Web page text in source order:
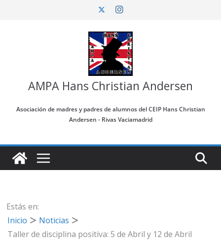
AMPA Hans Christian Andersen
Asociación de madres y padres de alumnos del CEIP Hans Christian
Andersen - Rivas Vaciamadrid
Estás en:
Inicio
Noticias
Taller de disciplina positiva: 5 de Abril y 12 de Abril